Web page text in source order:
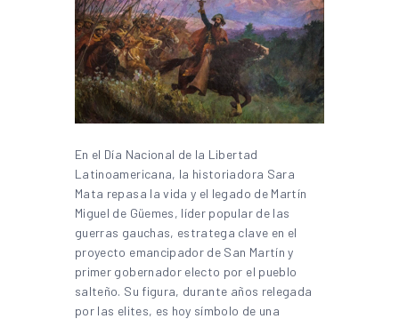
En el Día Nacional de la Libertad
Latinoamericana, la historiadora Sara
Mata repasa la vida y el legado de Martín
Miguel de Güemes, líder popular de las
guerras gauchas, estratega clave en el
proyecto emancipador de San Martín y
primer gobernador electo por el pueblo
salteño. Su figura, durante años relegada
por las elites, es hoy símbolo de una